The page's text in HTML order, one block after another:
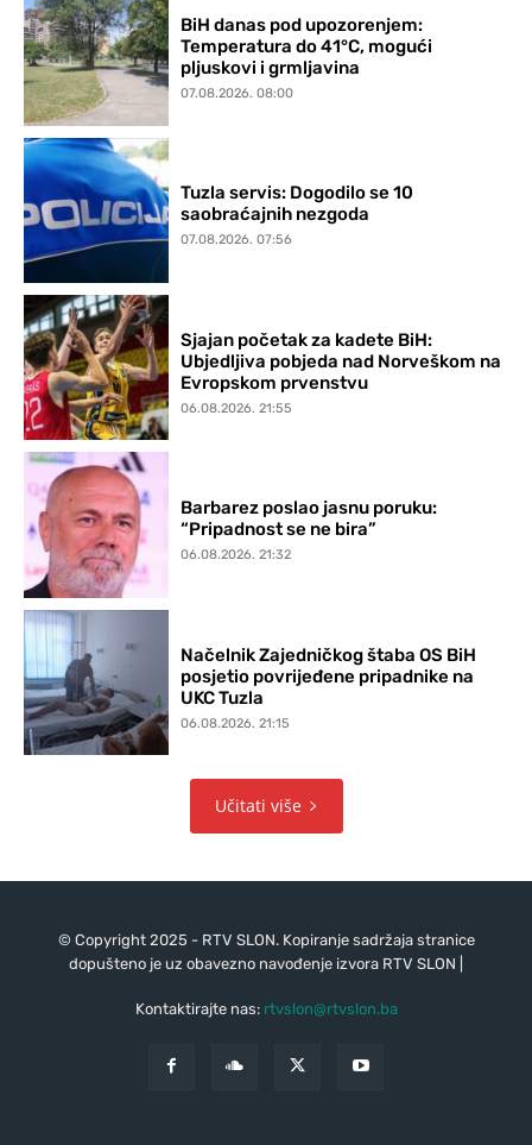
BiH danas pod upozorenjem:
Temperatura do 41°C, mogući
pljuskovi i grmljavina
07.08.2026. 08:00
Tuzla servis: Dogodilo se 10
saobraćajnih nezgoda
07.08.2026. 07:56
Sjajan početak za kadete BiH:
Ubjedljiva pobjeda nad Norveškom na
Evropskom prvenstvu
06.08.2026. 21:55
Barbarez poslao jasnu poruku:
“Pripadnost se ne bira”
06.08.2026. 21:32
Načelnik Zajedničkog štaba OS BiH
posjetio povrijeđene pripadnike na
UKC Tuzla
06.08.2026. 21:15
Učitati više
© Copyright 2025 - RTV SLON. Kopiranje sadržaja stranice
dopušteno je uz obavezno navođenje izvora RTV SLON |
Kontaktirajte nas: rtvslon@rtvslon.ba